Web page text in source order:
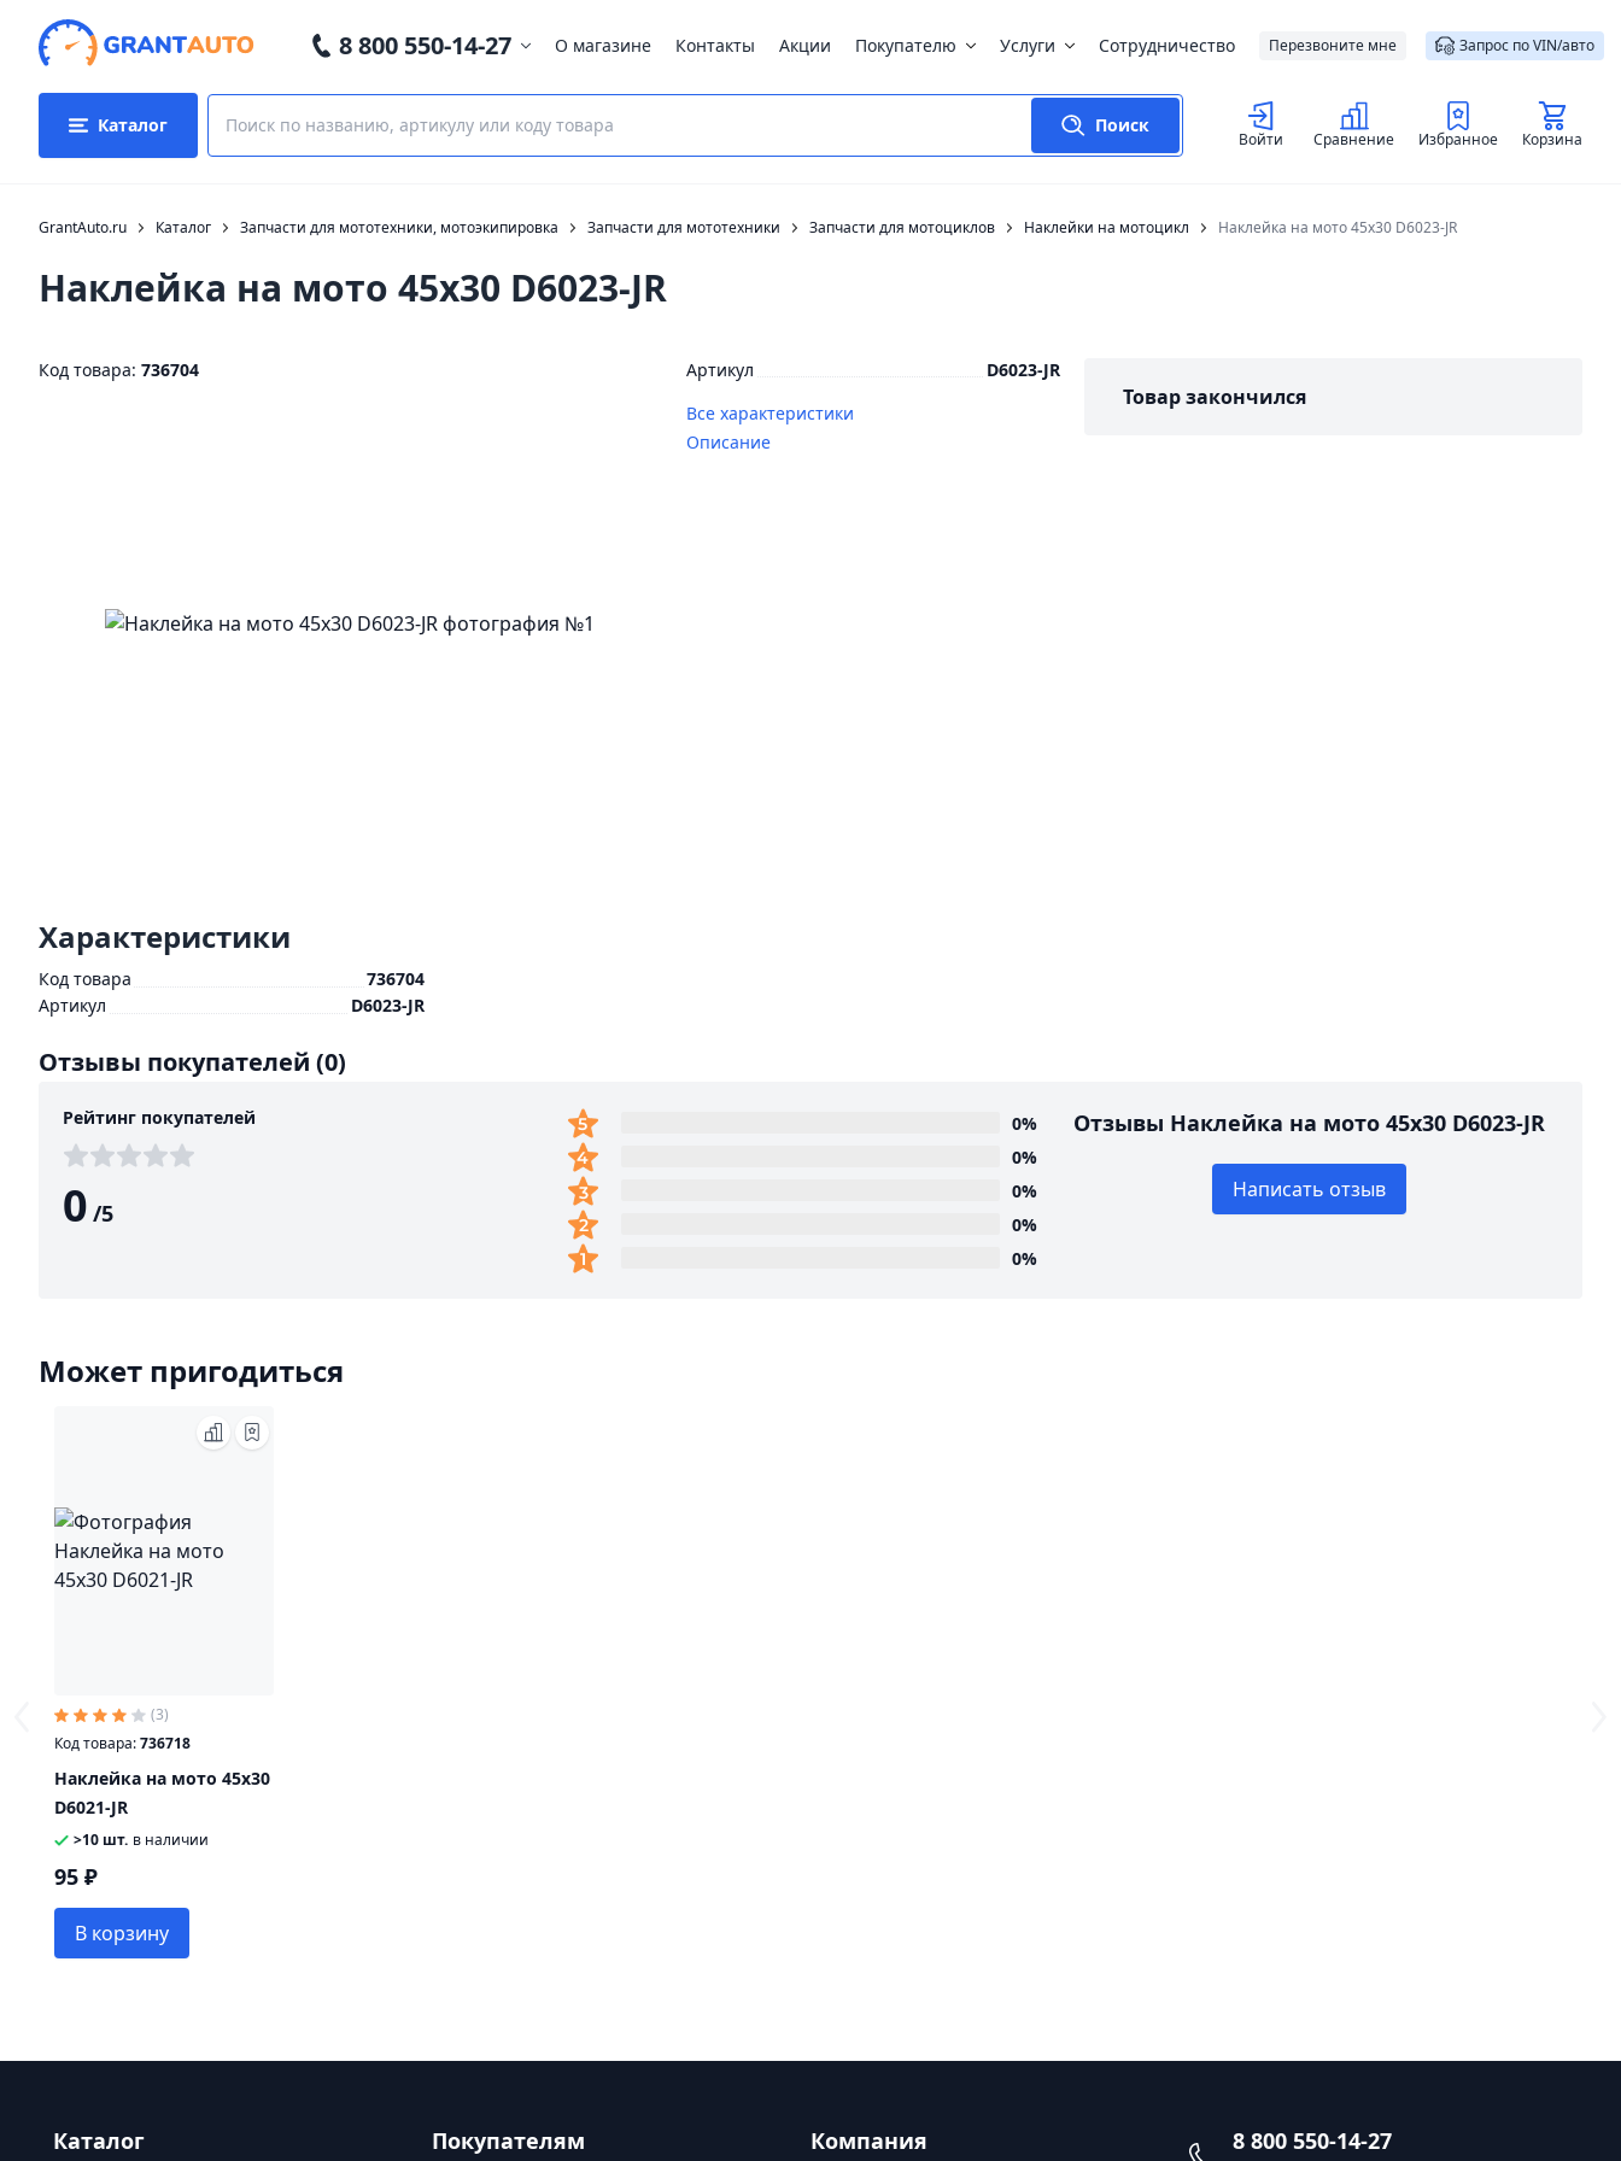
8 800 550-14-27 О магазине Контакты Акции Покупателю Услуги Сотрудничество Перезвоните мне Запрос по VIN/авто
Каталог Поиск
Войти Сравнение Избранное Корзина
GrantAuto.ru Каталог Запчасти для мототехники, мотоэкипировка Запчасти для мототехники Запчасти для мотоциклов Наклейки на мотоцикл Наклейка на мото 45х30 D6023-JR
Наклейка на мото 45х30 D6023-JR
Код товара: 736704 Артикул
D6023-JR
Все характеристики
Описание
Товар закончился
Характеристики
Код товара
736704
Артикул
D6023-JR
Отзывы покупателей (0)
Рейтинг покупателей
0 /5
0%
0%
0%
0%
0%
Отзывы Наклейка на мото 45х30 D6023-JR
Написать отзыв
Может пригодиться
(3)
Код товара:736718
Наклейка на мото 45х30
D6021-JR
>10 шт. в наличии
95 ₽
В корзину
Каталог Покупателям Компания
8 800 550-14-27